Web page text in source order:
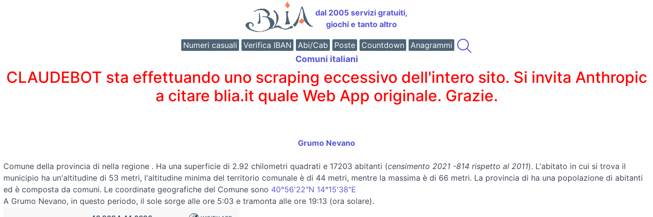
dal 2005 servizi gratuiti,
giochi e tanto altro
Numeri casuali Verifica IBAN Abi/Cab Poste Countdown Anagrammi
Comuni italiani
CLAUDEBOT sta effettuando uno scraping eccessivo dell'intero sito. Si invita Anthropic
a citare blia.it quale Web App originale. Grazie.
Grumo Nevano
Comune della provincia di nella regione . Ha una superficie di 2.92 chilometri quadrati e 17203 abitanti (censimento 2021 -814 rispetto al 2011). L'abitato in cui si trova il
municipio ha un'altitudine di 53 metri, l'altitudine minima del territorio comunale è di 44 metri, mentre la massima è di 66 metri. La provincia di ha una popolazione di abitanti
ed è composta da comuni. Le coordinate geografiche del Comune sono 40°56'22"N 14°15'38"E
A Grumo Nevano, in questo periodo, il sole sorge alle ore 5:03 e tramonta alle ore 19:13 (ora solare).